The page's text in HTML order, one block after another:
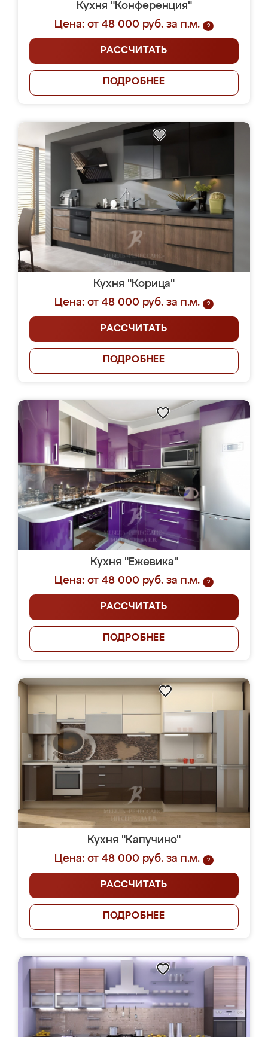
Кухня "Конференция"
Цена: от 48 000 руб. за п.м.
?
РАССЧИТАТЬ
ПОДРОБНЕЕ
Кухня "Корица"
Цена: от 48 000 руб. за п.м.
?
РАССЧИТАТЬ
ПОДРОБНЕЕ
Кухня "Ежевика"
Цена: от 48 000 руб. за п.м.
?
РАССЧИТАТЬ
ПОДРОБНЕЕ
Кухня "Капучино"
Цена: от 48 000 руб. за п.м.
?
РАССЧИТАТЬ
ПОДРОБНЕЕ